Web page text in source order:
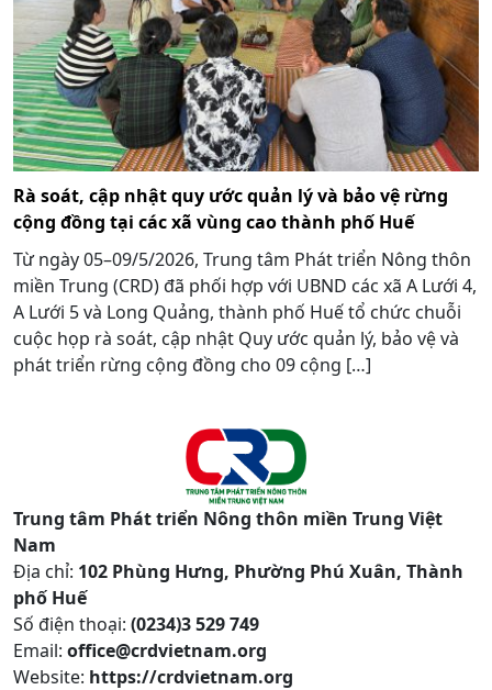
Rà soát, cập nhật quy ước quản lý và bảo vệ rừng
cộng đồng tại các xã vùng cao thành phố Huế
Từ ngày 05–09/5/2026, Trung tâm Phát triển Nông thôn
miền Trung (CRD) đã phối hợp với UBND các xã A Lưới 4,
A Lưới 5 và Long Quảng, thành phố Huế tổ chức chuỗi
cuộc họp rà soát, cập nhật Quy ước quản lý, bảo vệ và
phát triển rừng cộng đồng cho 09 cộng […]
Trung tâm Phát triển Nông thôn miền Trung Việt
Nam
Địa chỉ: 102 Phùng Hưng, Phường Phú Xuân, Thành
phố Huế
Số điện thoại: (0234)3 529 749
Email: office@crdvietnam.org
Website: https://crdvietnam.org